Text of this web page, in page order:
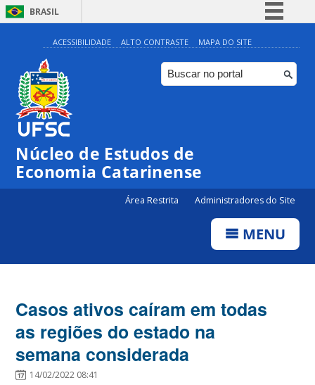
BRASIL
Simplifique!
Comunica BR
Participe
ACESSIBILIDADE ALTO CONTRASTE MAPA DO SITE
Núcleo de Estudos de
Economia Catarinense
Área Restrita Administradores do Site
MENU
Casos ativos caíram em todas
as regiões do estado na
semana considerada
14/02/2022 08:41